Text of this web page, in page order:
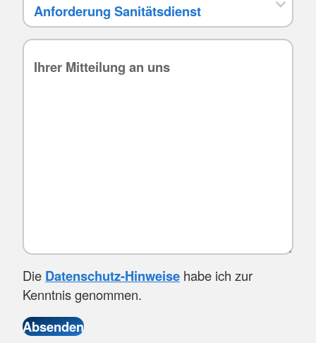
Die Datenschutz-Hinweise habe ich zur
Kenntnis genommen.